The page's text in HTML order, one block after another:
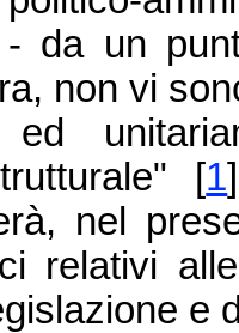
- da un
non vi
ed
[1
nel
relativi
e